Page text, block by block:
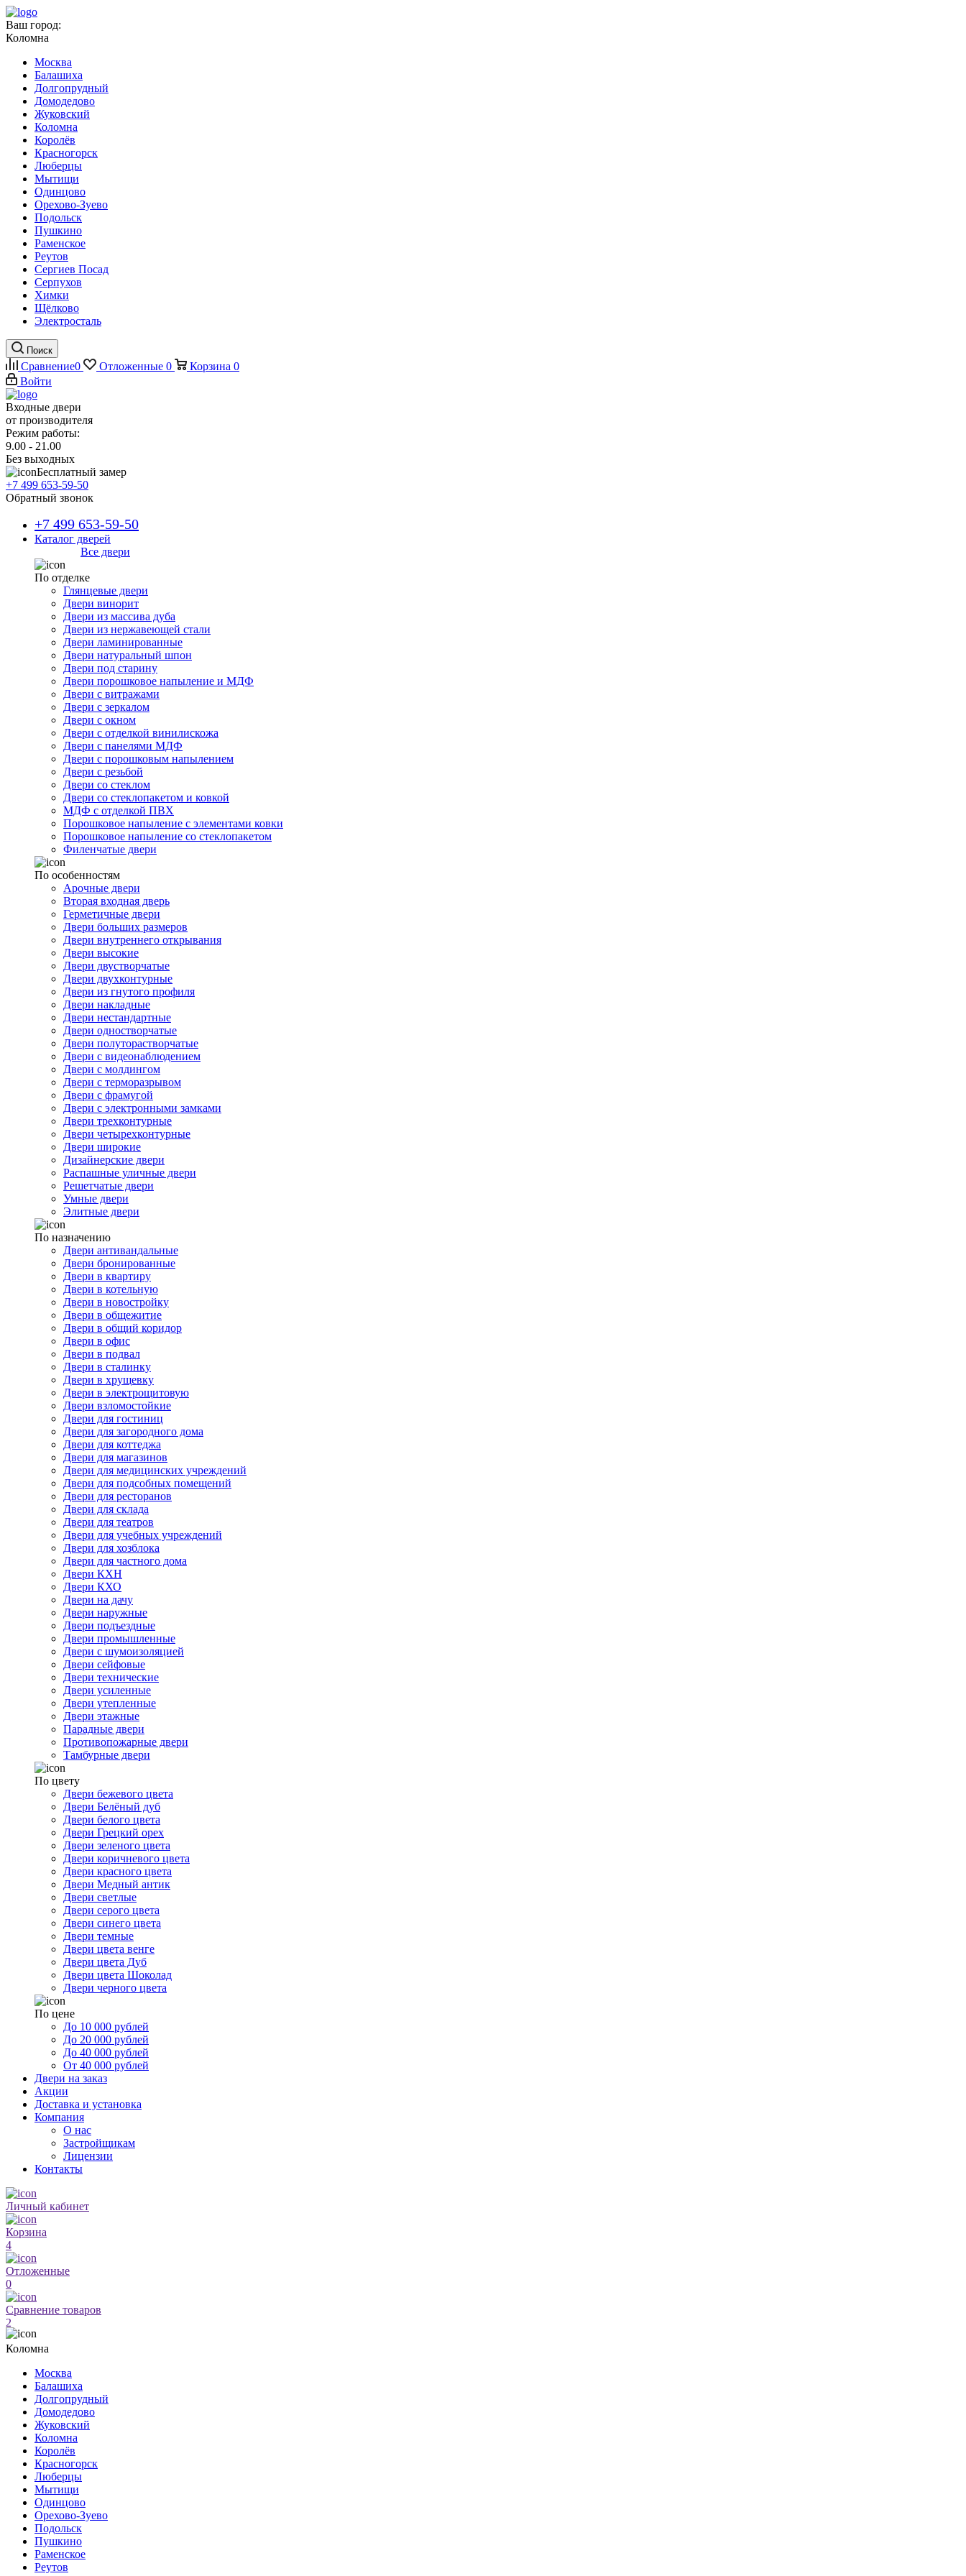
Ваш город:
Коломна
Москва
Балашиха
Долгопрудный
Домодедово
Жуковский
Коломна
Королёв
Красногорск
Люберцы
Мытищи
Одинцово
Орехово-Зуево
Подольск
Пушкино
Раменское
Реутов
Сергиев Посад
Серпухов
Химки
Щёлково
Электросталь
Поиск
Сравнение0 Отложенные 0 Корзина 0
Войти
Входные двери
от производителя
Режим работы:
9.00 - 21.00
Без выходных
Бесплатный замер
+7 499 653-59-50
Обратный звонок
+7 499 653-59-50
Каталог дверей
Все двери
По отделке
Глянцевые двери
Двери винорит
Двери из массива дуба
Двери из нержавеющей стали
Двери ламинированные
Двери натуральный шпон
Двери под старину
Двери порошковое напыление и МДФ
Двери с витражами
Двери с зеркалом
Двери с окном
Двери с отделкой винилискожа
Двери с панелями МДФ
Двери с порошковым напылением
Двери с резьбой
Двери со стеклом
Двери со стеклопакетом и ковкой
МДФ с отделкой ПВХ
Порошковое напыление с элементами ковки
Порошковое напыление со стеклопакетом
Филенчатые двери
По особенностям
Арочные двери
Вторая входная дверь
Герметичные двери
Двери больших размеров
Двери внутреннего открывания
Двери высокие
Двери двустворчатые
Двери двухконтурные
Двери из гнутого профиля
Двери накладные
Двери нестандартные
Двери одностворчатые
Двери полуторастворчатые
Двери с видеонаблюдением
Двери с молдингом
Двери с терморазрывом
Двери с фрамугой
Двери с электронными замками
Двери трехконтурные
Двери четырехконтурные
Двери широкие
Дизайнерские двери
Распашные уличные двери
Решетчатые двери
Умные двери
Элитные двери
По назначению
Двери антивандальные
Двери бронированные
Двери в квартиру
Двери в котельную
Двери в новостройку
Двери в общежитие
Двери в общий коридор
Двери в офис
Двери в подвал
Двери в сталинку
Двери в хрущевку
Двери в электрощитовую
Двери взломостойкие
Двери для гостиниц
Двери для загородного дома
Двери для коттеджа
Двери для магазинов
Двери для медицинских учреждений
Двери для подсобных помещений
Двери для ресторанов
Двери для склада
Двери для театров
Двери для учебных учреждений
Двери для хозблока
Двери для частного дома
Двери КХН
Двери КХО
Двери на дачу
Двери наружные
Двери подъездные
Двери промышленные
Двери с шумоизоляцией
Двери сейфовые
Двери технические
Двери усиленные
Двери утепленные
Двери этажные
Парадные двери
Противопожарные двери
Тамбурные двери
По цвету
Двери бежевого цвета
Двери Белёный дуб
Двери белого цвета
Двери Грецкий орех
Двери зеленого цвета
Двери коричневого цвета
Двери красного цвета
Двери Медный антик
Двери светлые
Двери серого цвета
Двери синего цвета
Двери темные
Двери цвета венге
Двери цвета Дуб
Двери цвета Шоколад
Двери черного цвета
По цене
До 10 000 рублей
До 20 000 рублей
До 40 000 рублей
От 40 000 рублей
Двери на заказ
Акции
Доставка и установка
Компания
О нас
Застройщикам
Лицензии
Контакты
Личный кабинет
Корзина
4
Отложенные
0
Сравнение товаров
2
Коломна
Москва
Балашиха
Долгопрудный
Домодедово
Жуковский
Коломна
Королёв
Красногорск
Люберцы
Мытищи
Одинцово
Орехово-Зуево
Подольск
Пушкино
Раменское
Реутов